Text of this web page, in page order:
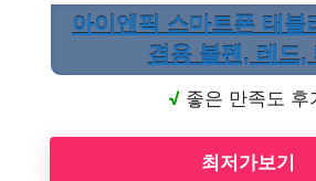
아이엔픽 스마트폰 태블
겸용 볼펜, 레드,
√좋은 만족도 후
최저가보기